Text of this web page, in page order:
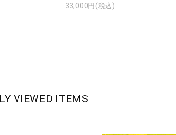
33,000円(税込)
VIEWED ITEMS